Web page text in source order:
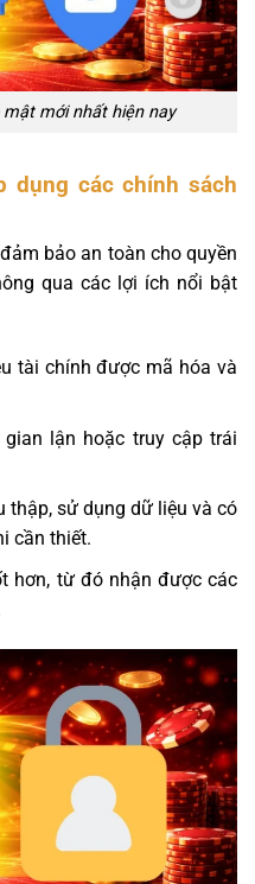
mới nhất hiện nay
dụng các chính sách
bảo an toàn cho quyền
qua các lợi ích nổi bật
tài chính được mã hóa và
lận hoặc truy cập trái
thập, sử dụng dữ liệu và có
cần thiết.
hơn, từ đó nhận được các